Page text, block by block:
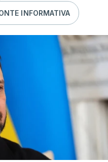
INFORMATIVA